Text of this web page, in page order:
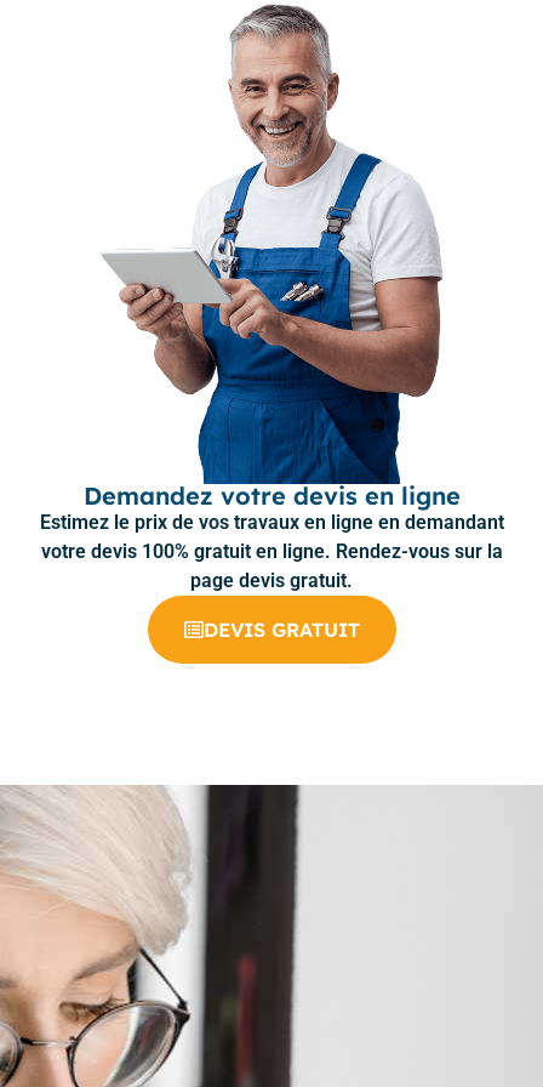
Demandez votre devis en ligne
Estimez le prix de vos travaux en ligne en demandant
votre devis 100% gratuit en ligne. Rendez-vous sur la
page devis gratuit.
DEVIS GRATUIT